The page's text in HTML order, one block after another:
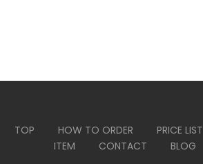
TOP HOW TO ORDER PRICE LIST
ITEM
CONTACT BLOG